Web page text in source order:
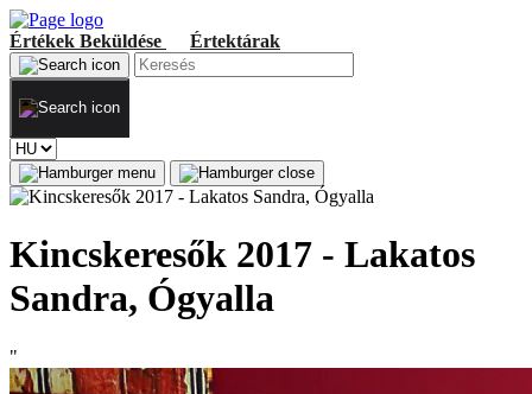
Értékek Beküldése Értektárak
Kincskeresők 2017 - Lakatos
Sandra, Ógyalla
"